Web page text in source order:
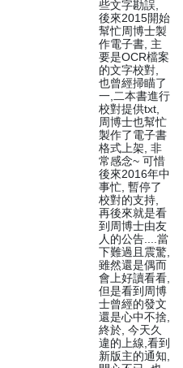
些文字勘誤,
後來2015開始
幫忙周博士製
作電子書, 主
要是OCR檔案
的文字校對,
也曾經掃瞄了
一,二本書進行
校對提供txt,
周博士也幫忙
製作了電子書
格式上架, 非
常感念~ 可惜
後來2016年中
事忙, 暫停了
校對的支持,
再後來就是看
到周博士由友
人的公告....當
下難過且震驚,
雖然還是偶而
會上好讀看看,
但是看到周博
士曾經的發文
還是心中不捨,
終於, 今天久
違的上線,看到
新版主的通知,